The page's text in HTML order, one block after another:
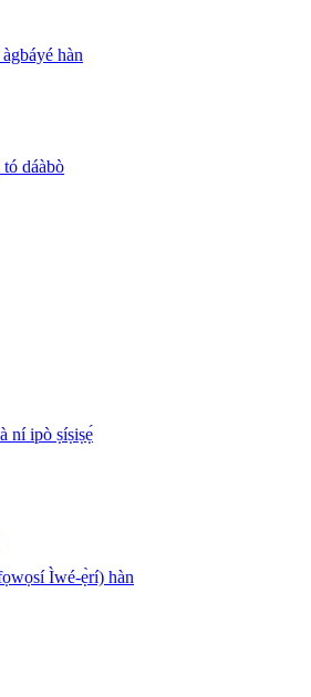
hàn
dáàbò
ní ipò ṣíṣiṣẹ́
Ìwé-ẹ̀rí) hàn